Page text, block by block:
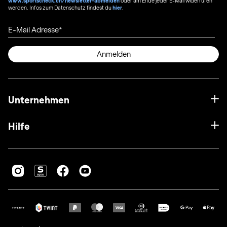
werden. Infos zum Datenschutz findest duhier
E-Mail Adresse
Anmelden
Unternehmen
Hilfe